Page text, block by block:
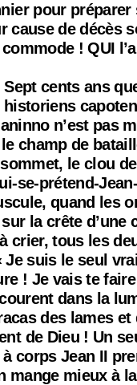
pour
cause de
! QUI
cents ans
n’est pas
champ de
le clou
se-prétend-
quand les
la crête d’une
tous les
Je suis le seul
! Je vais te
dans la
des lames
de Dieu ! Un
corps Jean II
mange mieux à